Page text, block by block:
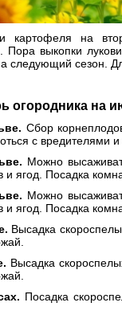
картофеля на
Пора выкопки
следующий сезон.
огородника на
Сбор
с вредителями и
Можно
ягод. Посадка
Можно
ягод. Посадка
Высадка
Высадка
Посадка